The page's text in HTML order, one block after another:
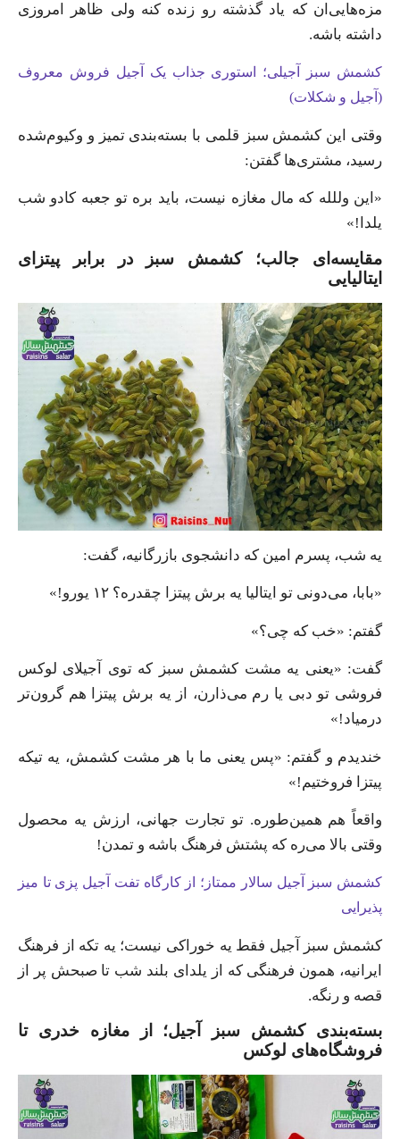
مزه‌هایی‌ان که یاد گذشته رو زنده کنه ولی ظاهر امروزی
داشته باشه.
کشمش سبز آجیلی؛ استوری جذاب یک آجیل فروش معروف
(آجیل و شکلات)
وقتی این کشمش سبز قلمی با بسته‌بندی تمیز و وکیوم‌شده
رسید، مشتری‌ها گفتن:
«این وللله که مال مغازه نیست، باید بره تو جعبه کادو شب
یلدا!»
مقایسه‌ای جالب؛ کشمش سبز در برابر پیتزای
ایتالیایی
یه شب، پسرم امین که دانشجوی بازرگانیه، گفت:
«بابا، می‌دونی تو ایتالیا یه برش پیتزا چقدره؟ ۱۲ یورو!»
گفتم: «خب که چی؟»
گفت: «یعنی یه مشت کشمش سبز که توی آجیلای لوکس
فروشی تو دبی یا رم می‌ذارن، از یه برش پیتزا هم گرون‌تر
درمیاد!»
خندیدم و گفتم: «پس یعنی ما با هر مشت کشمش، یه تیکه
پیتزا فروختیم!»
واقعاً هم همین‌طوره. تو تجارت جهانی، ارزش یه محصول
وقتی بالا می‌ره که پشتش فرهنگ باشه و تمدن!
کشمش سبز آجیل سالار ممتاز؛ از کارگاه تفت آجیل پزی تا میز
پذیرایی
کشمش سبز آجیل فقط یه خوراکی نیست؛ یه تکه از فرهنگ
ایرانیه، همون فرهنگی که از یلدای بلند شب تا صبحش پر از
قصه و رنگه.
بسته‌بندی کشمش سبز آجیل؛ از مغازه خدری تا
فروشگاه‌های لوکس